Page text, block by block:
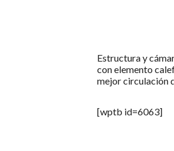
Estructura y
con elemento
mejor circulación
[wptb id=6063]